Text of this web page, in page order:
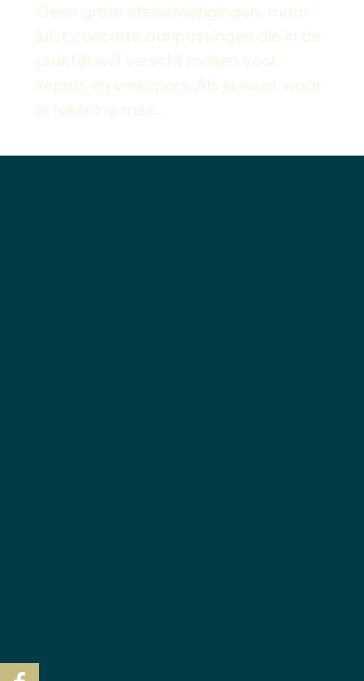
Geen grote stelselwijzigingen, maar
juist concrete aanpassingen die in de
praktijk wél verschil maken voor
kopers en verkopers. Als je weet waar
je rekening mee...